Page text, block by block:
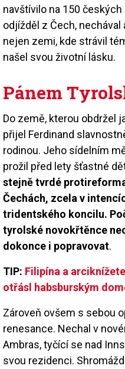
navštívilo na 150
odjížděl z Čech,
nejen zemi, kde strávil
našel svou životní lásku.
Pánem
Do země, kterou obdržel
přijel Ferdinand
rodinou. Jeho sídelním
prožil před lety šťastné
stejně tvrdé
Čechách, zcela v
tridentského koncilu.
tyrolské novokřtěnce
dokonce i popravovat.
TIP: Filipína a
otřásl habsburským
Zároveň ovšem s sebou
renesance. Nechal v
Ambras, tyčící se nad
svou rezidenci.